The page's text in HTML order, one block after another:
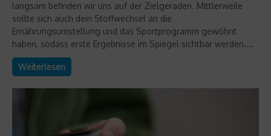
langsam befinden wir uns auf der Zielgeraden. Mittlerweile
sollte sich auch dein Stoffwechsel an die
Ernährungsumstellung und das Sportprogramm gewöhnt
haben, sodass erste Ergebnisse im Spiegel sichtbar werden....
Weiterlesen